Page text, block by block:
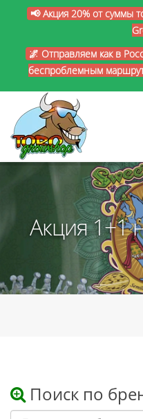
📢 Акция 20% от суммы
🌌 Отправляем как в
беспроблемным
Акция 1+1
Поиск по